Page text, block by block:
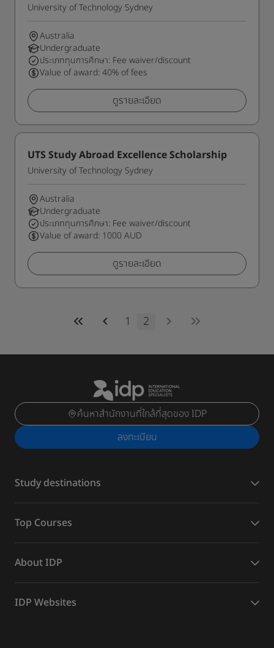
University of Technology Sydney
Australia
Undergraduate
ประเภททุนการศึกษา: Fee waiver/discount
Value of award: 40% of fees
ดูรายละเอียด
UTS Study Abroad Excellence Scholarship
University of Technology Sydney
Australia
Undergraduate
ประเภททุนการศึกษา: Fee waiver/discount
Value of award: 1000 AUD
ดูรายละเอียด
1 2
ค้นหาสำนักงานที่ใกล้ที่สุดของ IDP
ลงทะเบียน
Study destinations
Top Courses
About IDP
IDP Websites